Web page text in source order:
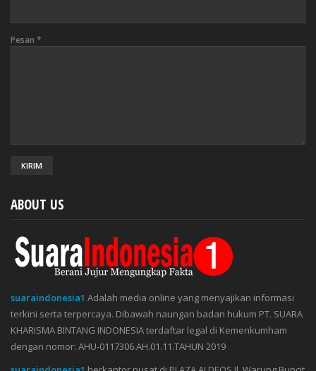
Pesan *
ABOUT US
suaraindonesia1 Adalah media online yang menyajikan informasi
terkini serta terpercaya. Dibawah naungan badan hukum PT. SUARA
KHARISMA BINTANG INDONESIA terdaftar legal di Kemenkumham
dengan nomor: AHU-0117306.AH.01.11.TAHUN 2019